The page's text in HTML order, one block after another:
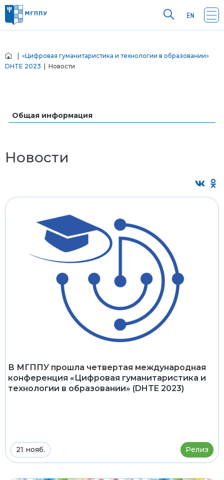
«Цифровая гуманитаристика и технологии в образовании»
DHTE 2023 | Новости
Общая информация
Новости
В МГППУ прошла четвертая международная
конференция «Цифровая гуманитаристика и
технологии в образовании» (DHTE 2023)
21 нояб. Релиз